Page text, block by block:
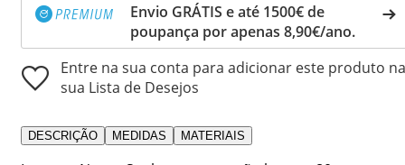
Envio GRÁTIS e até 1500€ de
poupança por apenas 8,90€/ano.
Entre na sua conta para adicionar este produto na
sua Lista de Desejos
DESCRIÇÃO MEDIDAS MATERIAIS